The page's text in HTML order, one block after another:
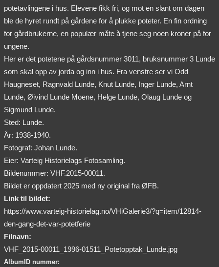
potetavlingene i hus. Elevene fikk fri, og mot en slant om dagen
ble de hyret rundt på gårdene for å plukke poteter. En fin ordning
for gårdbrukerne, en populær måte å tjene seg noen kroner på for
ungene.
Her er det potetene på gårdsnummer 3011, bruksnummer 3 Lunde
som skal opp av jorda og inn i hus. Fra venstre ser vi Odd
Haugneset, Ragnvald Lunde, Knut Lunde, Inger Lunde, Arnt
Lunde, Øivind Lunde Moene, Helge Lunde, Olaug Lunde og
Sigmund Lunde.
Sted: Lunde.
År: 1938-1940.
Fotograf: Johan Lunde.
Eier: Varteig Historielags Fotosamling.
Bildenummer: VHF.2015-00011.
Bildet er oppdatert 2025 med ny original fra ØFB.
Link til bildet:
https://www.varteig-historielag.no/VHiGalerie3/?q=item/12814-
den-gang-det-var-potetferie
Filnavn:
VHF_2015-00011_1996-01511_Potetopptak_Lunde.jpg
AlbumID nummer: